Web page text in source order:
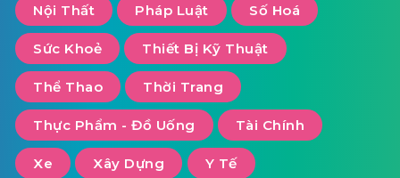
Nội Thất Pháp Luật Số Hoá
Sức Khoẻ Thiết Bị Kỹ Thuật
Thể Thao Thời Trang
Thực Phẩm - Đồ Uống Tài Chính
Xe Xây Dựng Y Tế